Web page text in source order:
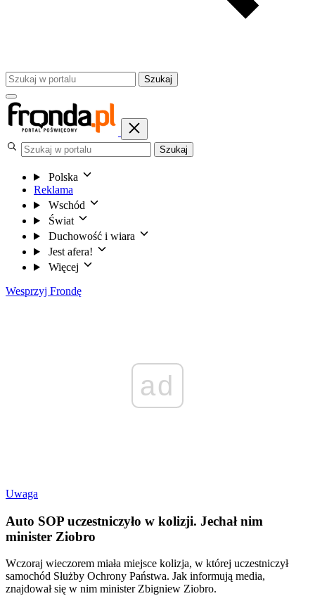
Szukaj
Szukaj
Polska
Reklama
Wschód
Świat
Duchowość i wiara
Jest afera!
Więcej
Wesprzyj Frondę
ad
Uwaga
Auto SOP uczestniczyło w kolizji. Jechał nim
minister Ziobro
Wczoraj wieczorem miała miejsce kolizja, w której uczestniczył
samochód Służby Ochrony Państwa. Jak informują media,
znajdował się w nim minister Zbigniew Ziobro.